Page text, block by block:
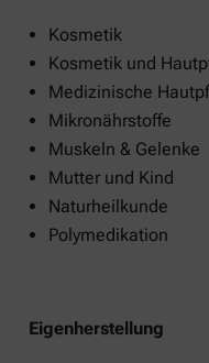
Kosmetik
Kosmetik und
Medizinische
Mikronährstoffe
Muskeln & Gelenke
Mutter und Kind
Naturheilkunde
Polymedikation
Eigenherstellung